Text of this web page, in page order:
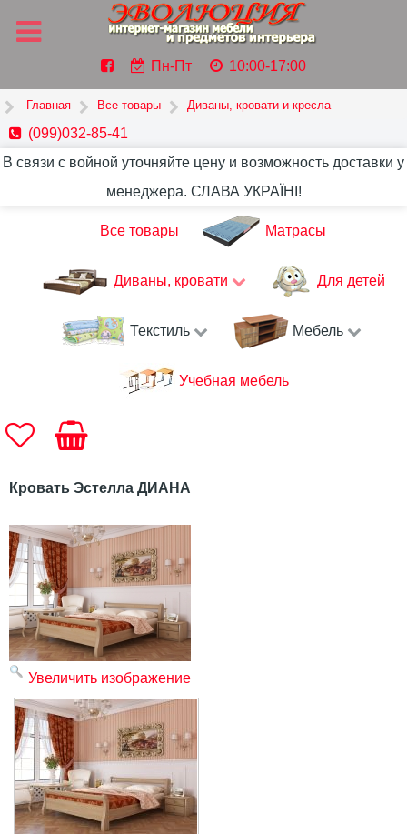
Пн-Пт 10:00-17:00
Главная Все товары Диваны, кровати и кресла
(099)032-85-41
В связи с войной уточняйте цену и возможность доставки у
менеджера. СЛАВА УКРАЇНІ!
Все товары Матрасы
Диваны, кровати Для детей
Текстиль Мебель
Учебная мебель
Кровать Эстелла ДИАНА
Увеличить изображение